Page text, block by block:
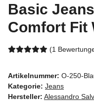
Basic
Comfort Fit
(1
Artikelnummer: O-250-
Kategorie: Jeans
Hersteller: Alessandro